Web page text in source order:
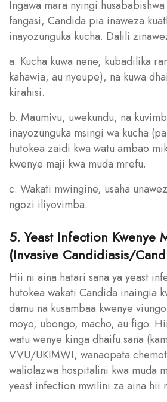
Ingawa mara nyingi
fangasi, Candida pia inaweza
inayozunguka kucha. Dalili
a. Kucha kuwa nene, kubadilika
kahawia, au nyeupe), na kuwa
kirahisi.
b. Maumivu, uwekundu, na
inayozunguka msingi wa kucha
hutokea zaidi kwa watu ambao
kwenye maji kwa muda mrefu.
c. Wakati mwingine, usaha
ngozi iliyovimba.
5. Yeast Infection Kwenye
(Invasive Candidiasis/
Hii ni aina hatari sana ya yeast
hutokea wakati Candida inaingia
damu na kusambaa kwenye
moyo, ubongo, macho, au figo.
watu wenye kinga dhaifu sana
VVU/UKIMWI, wanaopata
waliolazwa hospitalini kwa muda
yeast infection mwilini za aina hii